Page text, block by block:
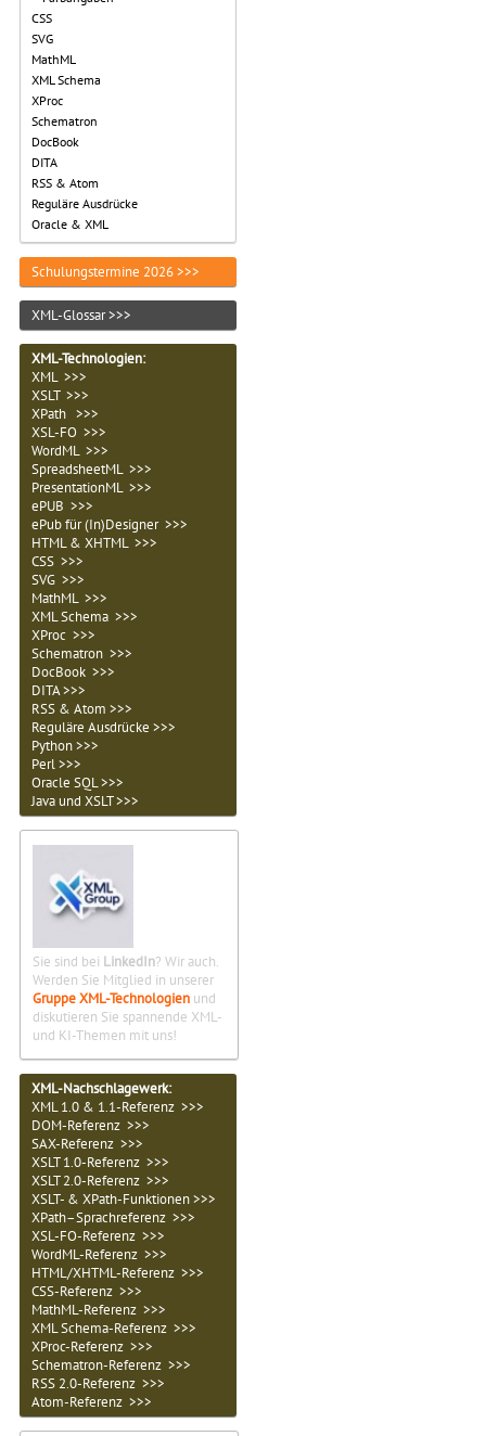
CSS
SVG
MathML
XML Schema
XProc
Schematron
DocBook
DITA
RSS & Atom
Reguläre Ausdrücke
Oracle & XML
Schulungstermine 2026 >>>
XML-Glossar >>>
XML-Technologien:
XML >>>
XSLT >>>
XPath >>>
XSL-FO >>>
WordML >>>
SpreadsheetML >>>
PresentationML >>>
ePUB >>>
ePub für (In)Designer >>>
HTML & XHTML >>>
CSS >>>
SVG >>>
MathML >>>
XML Schema >>>
XProc >>>
Schematron >>>
DocBook >>>
DITA >>>
RSS & Atom >>>
Reguläre Ausdrücke >>>
Python >>>
Perl >>>
Oracle SQL >>>
Java und XSLT >>>
Sie sind bei LinkedIn? Wir auch.
Werden Sie Mitglied in unserer
Gruppe XML-Technologien und
diskutieren Sie spannende XML-
und KI-Themen mit uns!
XML-Nachschlagewerk:
XML 1.0 & 1.1-Referenz >>>
DOM-Referenz >>>
SAX-Referenz >>>
XSLT 1.0-Referenz >>>
XSLT 2.0-Referenz >>>
XSLT- & XPath-Funktionen >>>
XPath–Sprachreferenz >>>
XSL-FO-Referenz >>>
WordML-Referenz >>>
HTML/XHTML-Referenz >>>
CSS-Referenz >>>
MathML-Referenz >>>
XML Schema-Referenz >>>
XProc-Referenz >>>
Schematron-Referenz >>>
RSS 2.0-Referenz >>>
Atom-Referenz >>>